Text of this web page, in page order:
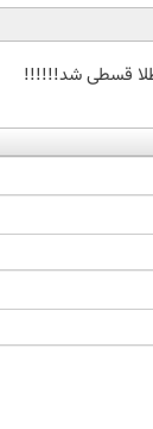
قسطی شد!!!!!!